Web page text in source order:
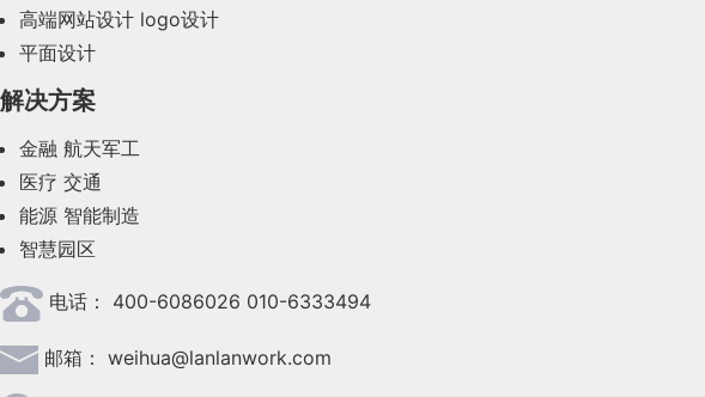
高端网站设计 logo设计
平面设计
解决方案
金融 航天军工
医疗 交通
能源 智能制造
智慧园区
电话： 400-6086026 010-6333494
邮箱： weihua@lanlanwork.com